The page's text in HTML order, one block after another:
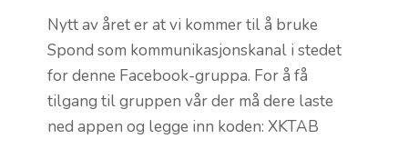
Nytt av året er at vi kommer til å bruke
Spond som kommunikasjonskanal i stedet
for denne Facebook-gruppa. For å få
tilgang til gruppen vår der må dere laste
ned appen og legge inn koden: XKTAB